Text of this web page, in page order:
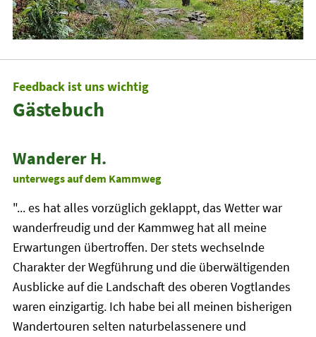
Feedback ist uns wichtig
Gästebuch
Wanderer H.
unterwegs auf dem Kammweg
"... es hat alles vorzüglich geklappt, das Wetter war
wanderfreudig und der Kammweg hat all meine
Erwartungen übertroffen. Der stets wechselnde
Charakter der Wegführung und die überwältigenden
Ausblicke auf die Landschaft des oberen Vogtlandes
waren einzigartig. Ich habe bei all meinen bisherigen
Wandertouren selten naturbelassenere und